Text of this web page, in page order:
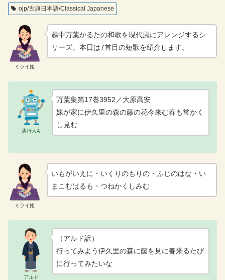
ojp/古典日本語/Classical Japanese
ミライ姐
越中万葉かるたの和歌を現代風にアレンジするシ
リーズ。本日は7首目の短歌を紹介します。
通行人A
万葉集第17巻3952／大原高安
妹が家に伊久里の森の藤の花今来む春も常かく
し見む
ミライ姐
いもがいえに・いくりのもりの・ふじのはな・い
まこむはるも・つねかくしみむ
アルド
（アルド訳）
行ってみよう伊久里の森に藤を見に春来るたび
に行ってみたいな